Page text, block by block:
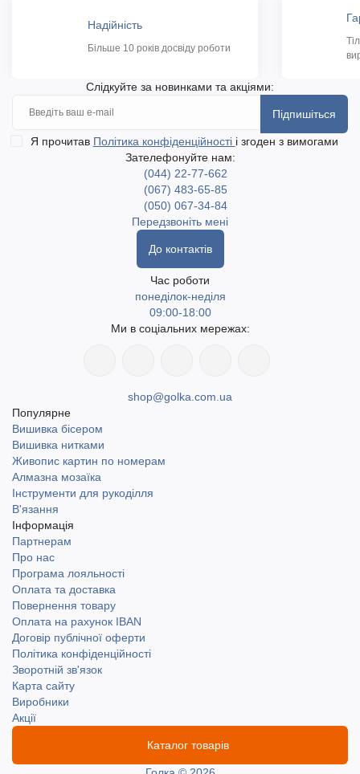
Надійність
Більше 10 років досвіду роботи
Слідкуйте за новинками та акціями:
Підпишіться
Я прочитав Політика конфіденційності і згоден з вимогами
Зателефонуйте нам:
(044) 22-77-662
(067) 483-65-85
(050) 067-34-84
Передзвоніть мені
До контактів
Час роботи
понеділок-неділя
09:00-18:00
Ми в соціальних мережах:
shop@golka.com.ua
Популярне
Вишивка бісером
Вишивка нитками
Живопис картин по номерам
Алмазна мозаїка
Інструменти для рукоділля
В'язання
Інформація
Партнерам
Про нас
Програма лояльності
Оплата та доставка
Повернення товару
Оплата на рахунок IBAN
Договір публічної оферти
Політика конфіденційності
Зворотній зв'язок
Карта сайту
Виробники
Акції
Каталог товарів